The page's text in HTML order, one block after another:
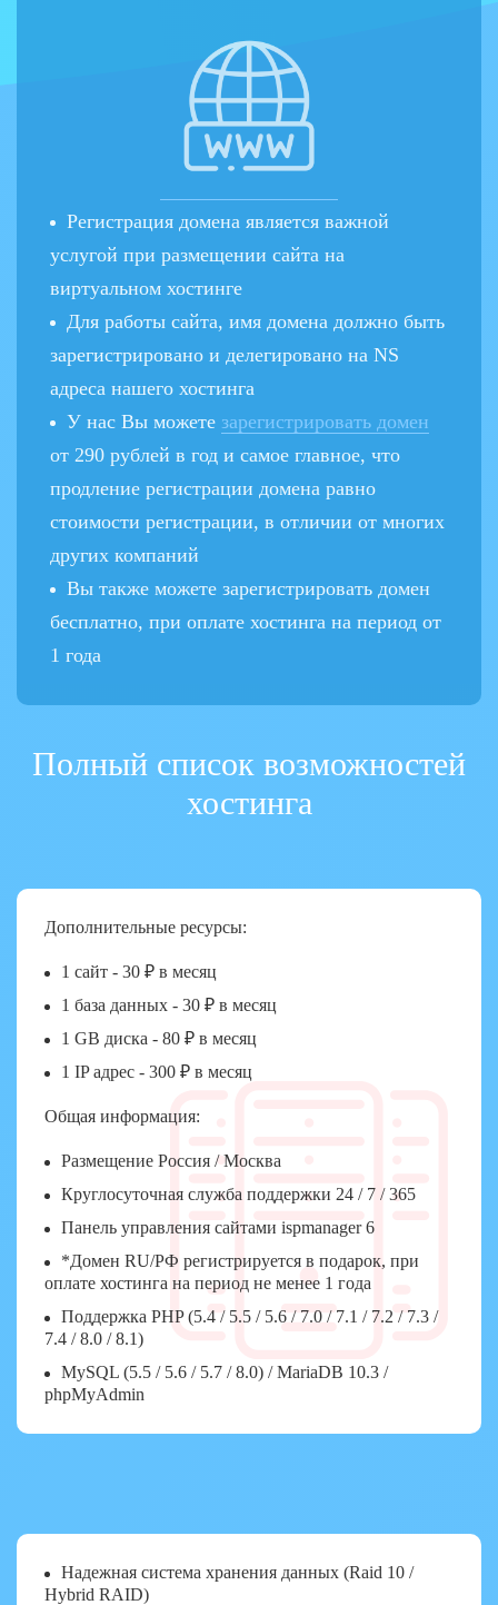
Регистрация домена является важной
услугой при размещении сайта на
виртуальном хостинге
Для работы сайта, имя домена должно быть
зарегистрировано и делегировано на NS
адреса нашего хостинга
У нас Вы можете зарегистрировать домен
от 290 рублей в год и самое главное, что
продление регистрации домена равно
стоимости регистрации, в отличии от многих
других компаний
Вы также можете зарегистрировать домен
бесплатно, при оплате хостинга на период от
1 года
Полный список возможностей
хостинга
Дополнительные ресурсы:
1 сайт - 30 ₽ в месяц
1 база данных - 30 ₽ в месяц
1 GB диска - 80 ₽ в месяц
1 IP адрес - 300 ₽ в месяц
Общая информация:
Размещение Россия / Москва
Круглосуточная служба поддержки 24 / 7 / 365
Панель управления сайтами ispmanager 6
*Домен RU/РФ регистрируется в подарок, при
оплате хостинга на период не менее 1 года
Поддержка PHP (5.4 / 5.5 / 5.6 / 7.0 / 7.1 / 7.2 / 7.3 /
7.4 / 8.0 / 8.1)
MySQL (5.5 / 5.6 / 5.7 / 8.0) / MariaDB 10.3 /
phpMyAdmin
Надежная система хранения данных (Raid 10 /
Hybrid RAID)